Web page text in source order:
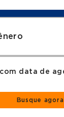
data de
Busque agora